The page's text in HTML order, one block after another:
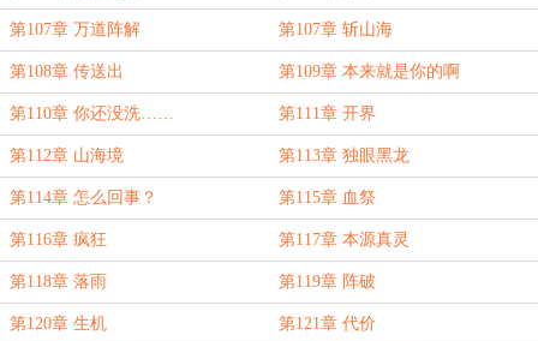
第107章 万道阵解 第107章 斩山海
第108章 传送出 第109章 本来就是你的啊
第110章 你还没洗…… 第111章 开界
第112章 山海境 第113章 独眼黑龙
第114章 怎么回事？ 第115章 血祭
第116章 疯狂 第117章 本源真灵
第118章 落雨 第119章 阵破
第120章 生机 第121章 代价